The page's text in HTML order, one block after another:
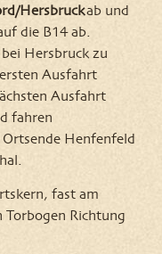
Hersbruckab und
die B14 ab.
Hersbruck zu
Ausfahrt
Ausfahrt
fahren
Henfenfeld
fast am
Torbogen Richtung